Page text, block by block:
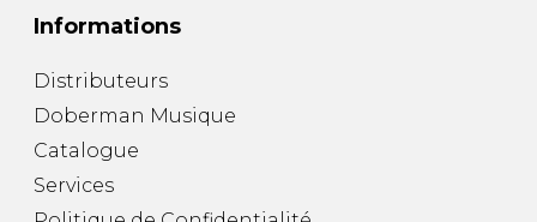
Informations
Distributeurs
Doberman Musique
Catalogue
Services